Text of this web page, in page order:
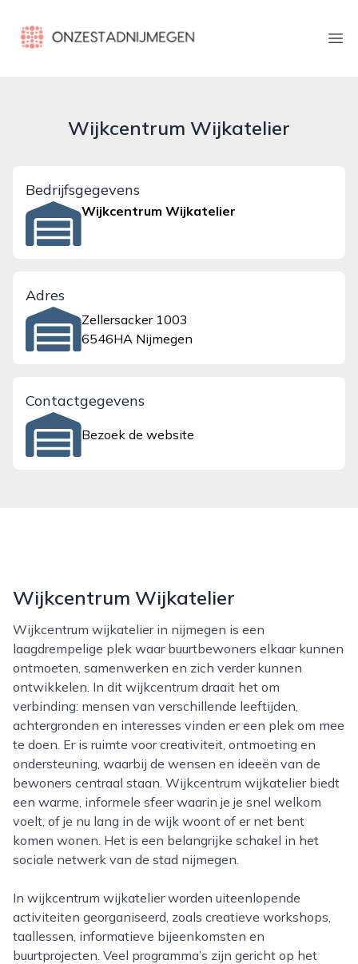
onzestadnijmegen.nl
Wijkcentrum Wijkatelier
Bedrijfsgegevens
Wijkcentrum Wijkatelier
Adres
Zellersacker 1003
6546HA Nijmegen
Contactgegevens
Bezoek de website
Wijkcentrum Wijkatelier
Wijkcentrum wijkatelier in nijmegen is een
laagdrempelige plek waar buurtbewoners elkaar kunnen
ontmoeten, samenwerken en zich verder kunnen
ontwikkelen. In dit wijkcentrum draait het om
verbinding: mensen van verschillende leeftijden,
achtergronden en interesses vinden er een plek om mee
te doen. Er is ruimte voor creativiteit, ontmoeting en
ondersteuning, waarbij de wensen en ideeën van de
bewoners centraal staan. Wijkcentrum wijkatelier biedt
een warme, informele sfeer waarin je je snel welkom
voelt, of je nu lang in de wijk woont of er net bent
komen wonen. Het is een belangrijke schakel in het
sociale netwerk van de stad nijmegen.
In wijkcentrum wijkatelier worden uiteenlopende
activiteiten georganiseerd, zoals creatieve workshops,
taallessen, informatieve bijeenkomsten en
buurtprojecten. Veel programma’s zijn gericht op het